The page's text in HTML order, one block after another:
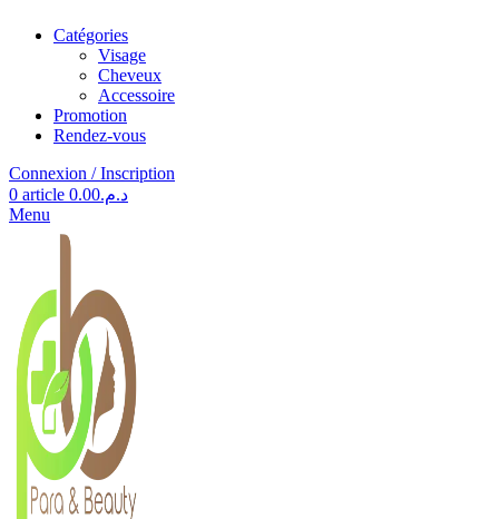
Catégories
Visage
Cheveux
Accessoire
Promotion
Rendez-vous
Connexion / Inscription
0 article د.م.0.00
Menu